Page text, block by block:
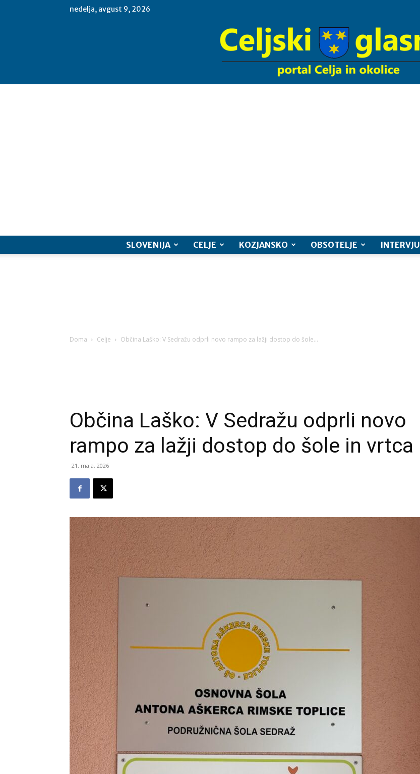
nedelja, avgust 9, 2026
SLOVENIJA CELJE KOZJANSKO OBSOTELJE INTERVJU
Doma Celje Občina Laško: V Sedražu odprli novo rampo za lažji dostop do šole...
Občina Laško: V Sedražu odprli novo
rampo za lažji dostop do šole in vrtca
21. maja, 2026